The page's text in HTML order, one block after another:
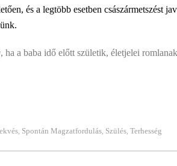
és a legtöbb esetben császármetszést
, ha a baba idő előtt születik, életjelei
, Spontán Magzatfordulás, Szülés, Terhesség